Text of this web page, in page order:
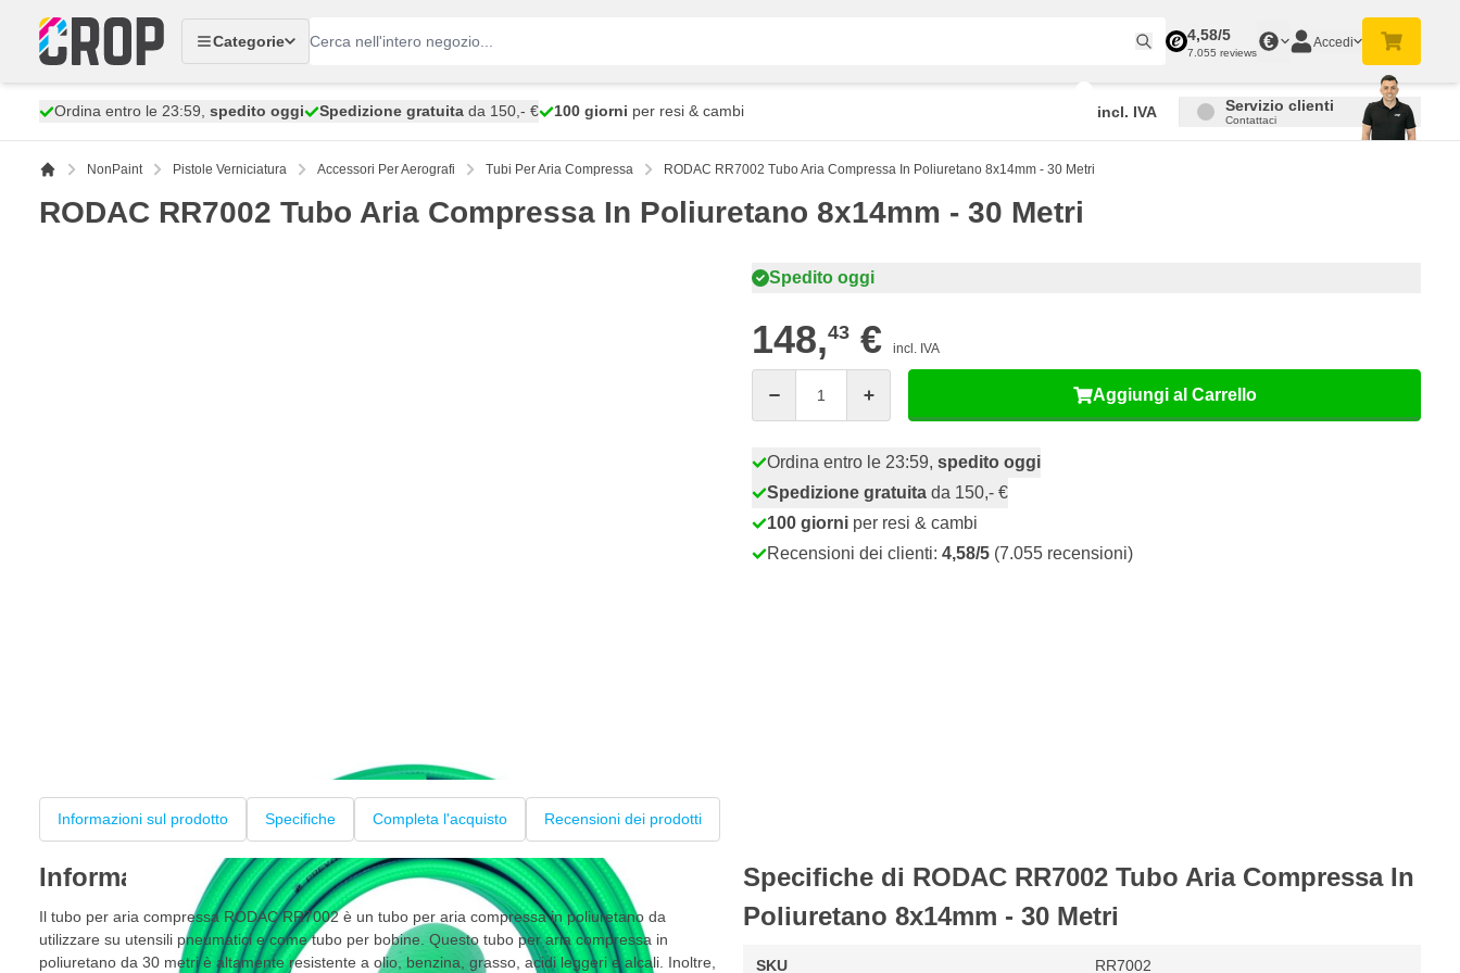
Categorie
4,58/5
7.055 reviews
€ Accedi
Ordina entro le 23:59, spedito oggi Spedizione gratuita da 150,- € 100 giorni per resi & cambi incl. IVA Servizio clienti
Contattaci
NonPaint Pistole Verniciatura Accessori Per Aerografi Tubi Per Aria Compressa RODAC RR7002 Tubo Aria Compressa In Poliuretano 8x14mm - 30 Metri
RODAC RR7002 Tubo Aria Compressa In Poliuretano 8x14mm - 30 Metri
Spedito oggi
148,43 € incl. IVA
Aggiungi al Carrello
Ordina entro le 23:59, spedito oggi
Spedizione gratuita da 150,- €
100 giorni per resi & cambi
Recensioni dei clienti: 4,58/5 (7.055 recensioni)
Informazioni sul prodotto Specifiche Completa l'acquisto Recensioni dei prodotti
Informazioni sul prodotto
Il tubo per aria compressa RODAC RR7002 è un tubo per aria compressa in poliuretano da
utilizzare su utensili pneumatici e come tubo per bobine. Questo tubo per aria compressa in
poliuretano da 30 metri è altamente resistente a olio, benzina, grasso, acidi leggeri e alcali. Inoltre,
Specifiche di RODAC RR7002 Tubo Aria Compressa In
Poliuretano 8x14mm - 30 Metri
SKU RR7002